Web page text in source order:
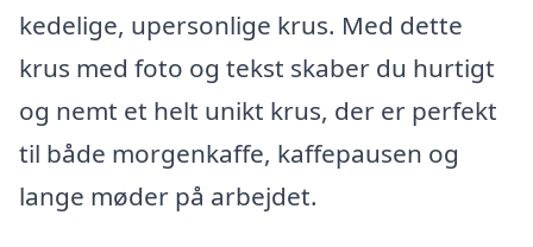
kedelige, upersonlige krus. Med dette
krus med foto og tekst skaber du hurtigt
og nemt et helt unikt krus, der er perfekt
til både morgenkaffe, kaffepausen og
lange møder på arbejdet.